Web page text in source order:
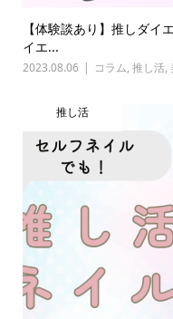
【体験談あり】推しダイ
イエ...
2023.08.06 コラム, 推し活,
推し活